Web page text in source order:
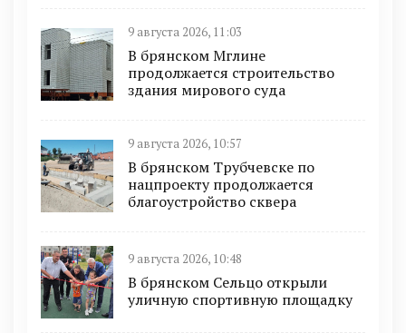
9 августа 2026, 11:03
В брянском Мглине
продолжается строительство
здания мирового суда
9 августа 2026, 10:57
В брянском Трубчевске по
нацпроекту продолжается
благоустройство сквера
9 августа 2026, 10:48
В брянском Сельцо открыли
уличную спортивную площадку